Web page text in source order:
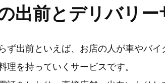
出前とデリバリ
ず出前といえば、お店の人が車やバ
理を持っていくサービスです。